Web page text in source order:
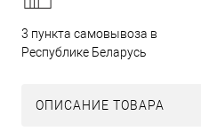
3 пункта самовывоза в
Республике Беларусь
ОПИСАНИЕ ТОВАРА